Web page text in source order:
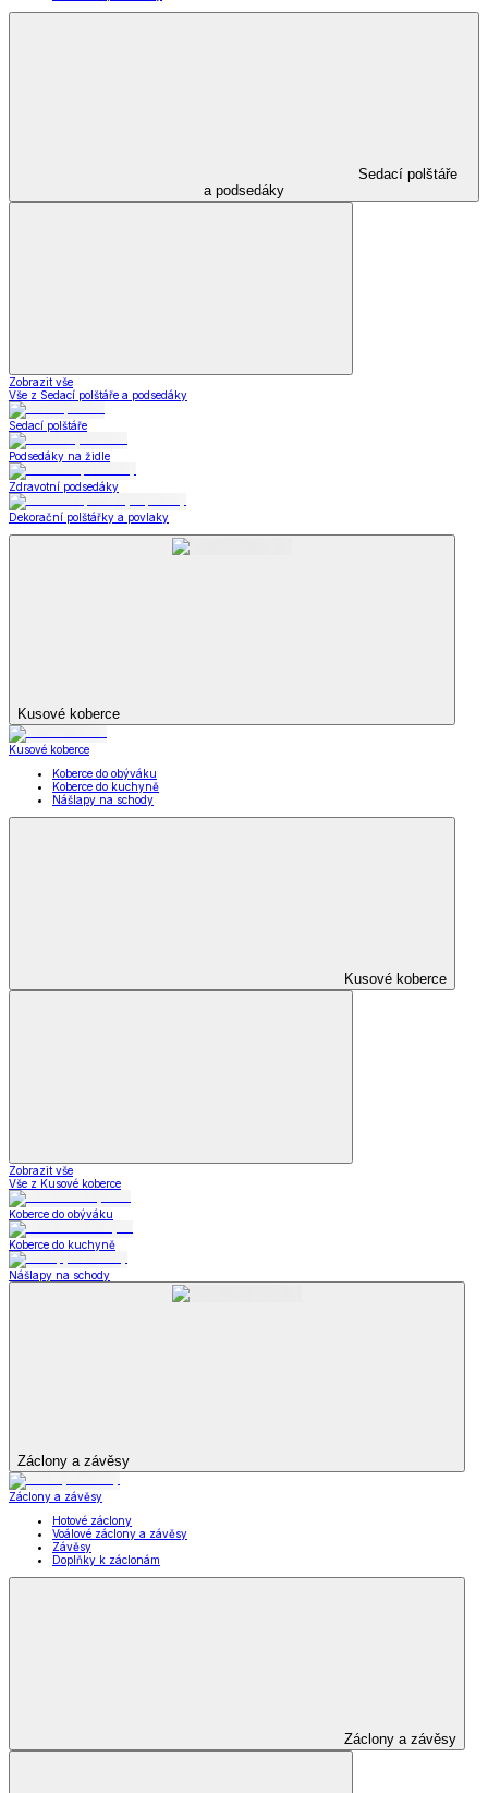
Sedací polštáře
a podsedáky
Zobrazit vše
Vše z Sedací polštáře a podsedáky
Sedací polštáře
Podsedáky na židle
Zdravotní podsedáky
Dekorační polštářky a povlaky
Kusové koberce
Kusové koberce
Koberce do obýváku
Koberce do kuchyně
Nášlapy na schody
Kusové koberce
Zobrazit vše
Vše z Kusové koberce
Koberce do obýváku
Koberce do kuchyně
Nášlapy na schody
Záclony a závěsy
Záclony a závěsy
Hotové záclony
Voálové záclony a závěsy
Závěsy
Doplňky k záclonám
Záclony a závěsy